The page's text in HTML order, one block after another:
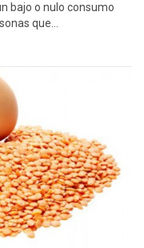
bajo o nulo consumo
que…